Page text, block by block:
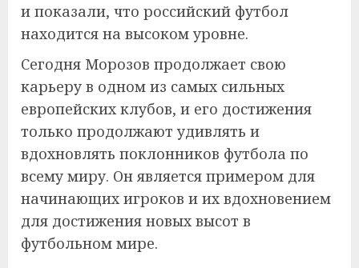
и показали, что российский футбол
находится на высоком уровне.
Сегодня Морозов продолжает свою
карьеру в одном из самых сильных
европейских клубов, и его достижения
только продолжают удивлять и
вдохновлять поклонников футбола по
всему миру. Он является примером для
начинающих игроков и их вдохновением
для достижения новых высот в
футбольном мире.